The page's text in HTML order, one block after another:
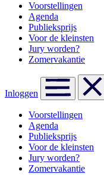
Voorstellingen
Agenda
Publieksprijs
Voor de kleinsten
Jury worden?
Zomervakantie
Inloggen
Voorstellingen
Agenda
Publieksprijs
Voor de kleinsten
Jury worden?
Zomervakantie